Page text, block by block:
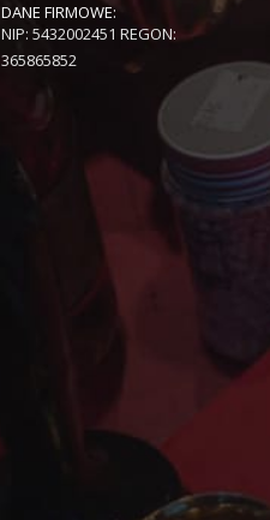
DANE FIRMOWE:
NIP: 5432002451 REGON:
365865852